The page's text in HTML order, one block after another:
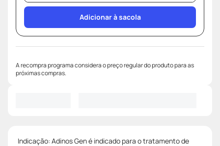
Adicionar à sacola
A recompra programa considera o preço regular do produto para as
próximas compras.
Indicação: Adinos Gen é indicado para o tratamento de